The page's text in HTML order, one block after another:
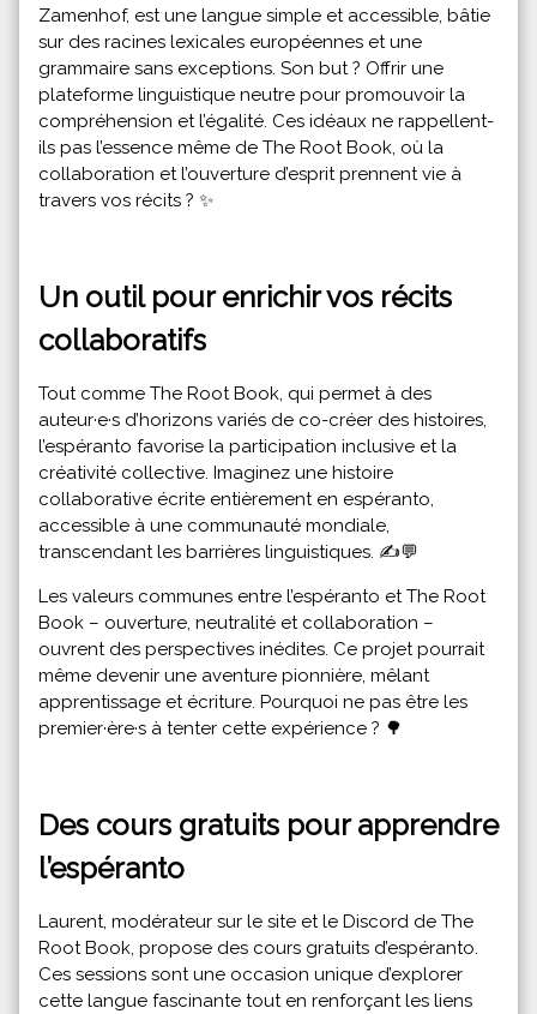
Zamenhof, est une langue simple et accessible, bâtie
sur des racines lexicales européennes et une
grammaire sans exceptions. Son but ? Offrir une
plateforme linguistique neutre pour promouvoir la
compréhension et l’égalité. Ces idéaux ne rappellent-
ils pas l’essence même de The Root Book, où la
collaboration et l’ouverture d’esprit prennent vie à
travers vos récits ? ✨
Un outil pour enrichir vos récits
collaboratifs
Tout comme The Root Book, qui permet à des
auteur·e·s d’horizons variés de co-créer des histoires,
l’espéranto favorise la participation inclusive et la
créativité collective. Imaginez une histoire
collaborative écrite entièrement en espéranto,
accessible à une communauté mondiale,
transcendant les barrières linguistiques. ✍️💬
Les valeurs communes entre l’espéranto et The Root
Book – ouverture, neutralité et collaboration –
ouvrent des perspectives inédites. Ce projet pourrait
même devenir une aventure pionnière, mêlant
apprentissage et écriture. Pourquoi ne pas être les
premier·ère·s à tenter cette expérience ? 🌳
Des cours gratuits pour apprendre
l’espéranto
Laurent, modérateur sur le site et le Discord de The
Root Book, propose des cours gratuits d’espéranto.
Ces sessions sont une occasion unique d’explorer
cette langue fascinante tout en renforçant les liens